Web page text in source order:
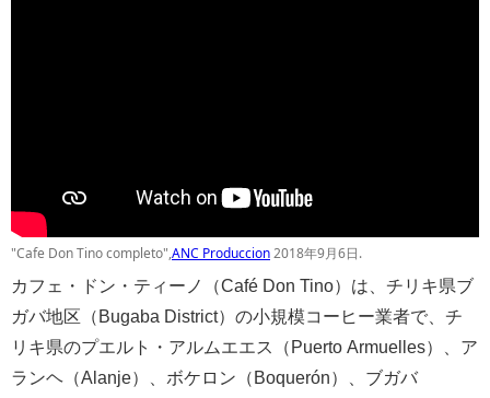
"Cafe Don Tino completo",ANC Produccion2018年9月6日.
カフェ・ドン・ティーノ（Café Don Tino）は、チリキ県ブ
ガバ地区（Bugaba District）の小規模コーヒー業者で、チ
リキ県のプエルト・アルムエエス（Puerto Armuelles）、ア
ランヘ（Alanje）、ボケロン（Boquerón）、ブガバ